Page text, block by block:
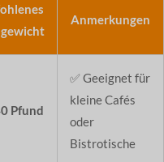
Anmerkungen
Pfund
✅ Geeignet für
kleine Cafés
oder
Bistrotische